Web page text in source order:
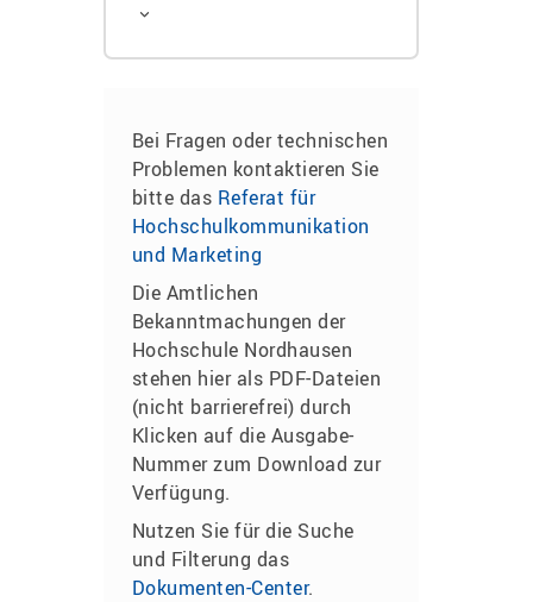
Bei Fragen oder technischen
Problemen kontaktieren Sie
bitte das Referat für
Hochschulkommunikation
und Marketing
Die Amtlichen
Bekanntmachungen der
Hochschule Nordhausen
stehen hier als PDF-Dateien
(nicht barrierefrei) durch
Klicken auf die Ausgabe-
Nummer zum Download zur
Verfügung.
Nutzen Sie für die Suche
und Filterung das
Dokumenten-Center.